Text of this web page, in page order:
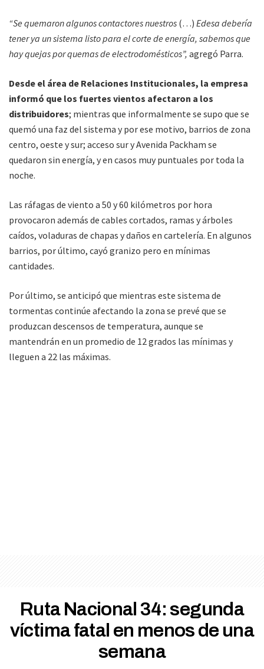
“Se quemaron algunos contactores nuestros (…) Edesa debería
tener ya un sistema listo para el corte de energía, sabemos que
hay quejas por quemas de electrodomésticos”, agregó Parra.
Desde el área de Relaciones Institucionales, la empresa
informó que los fuertes vientos afectaron a los
distribuidores; mientras que informalmente se supo que se
quemó una faz del sistema y por ese motivo, barrios de zona
centro, oeste y sur; acceso sur y Avenida Packham se
quedaron sin energía, y en casos muy puntuales por toda la
noche.
Las ráfagas de viento a 50 y 60 kilómetros por hora
provocaron además de cables cortados, ramas y árboles
caídos, voladuras de chapas y daños en cartelería. En algunos
barrios, por último, cayó granizo pero en mínimas
cantidades.
Por último, se anticipó que mientras este sistema de
tormentas continúe afectando la zona se prevé que se
produzcan descensos de temperatura, aunque se
mantendrán en un promedio de 12 grados las mínimas y
lleguen a 22 las máximas.
Ruta Nacional 34: segunda
víctima fatal en menos de una
semana